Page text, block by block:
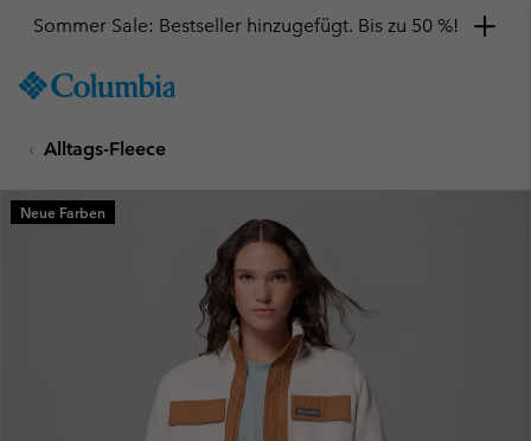
TO
SKIP
MAIN
NAV
Sommer Sale: Bestseller hinzugefügt. Bis zu 50 %!
Alltags-Fleece
Neue Farben